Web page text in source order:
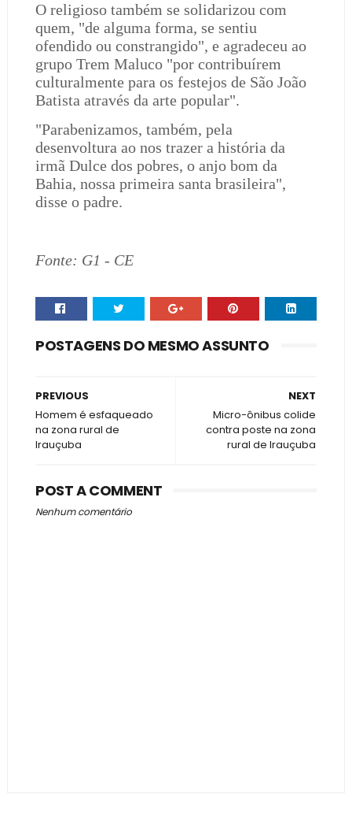
O religioso também se solidarizou com
quem, "de alguma forma, se sentiu
ofendido ou constrangido", e agradeceu ao
grupo Trem Maluco "por contribuírem
culturalmente para os festejos de São João
Batista através da arte popular".
"Parabenizamos, também, pela
desenvoltura ao nos trazer a história da
irmã Dulce dos pobres, o anjo bom da
Bahia, nossa primeira santa brasileira",
disse o padre.
Fonte: G1 - CE
POSTAGENS DO MESMO ASSUNTO
NEXT
Micro-ônibus colide
contra poste na zona
rural de Irauçuba
PREVIOUS
Homem é esfaqueado
na zona rural de
Irauçuba
POST A COMMENT
Nenhum comentário